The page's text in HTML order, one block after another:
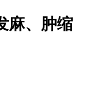
麻、肿缩